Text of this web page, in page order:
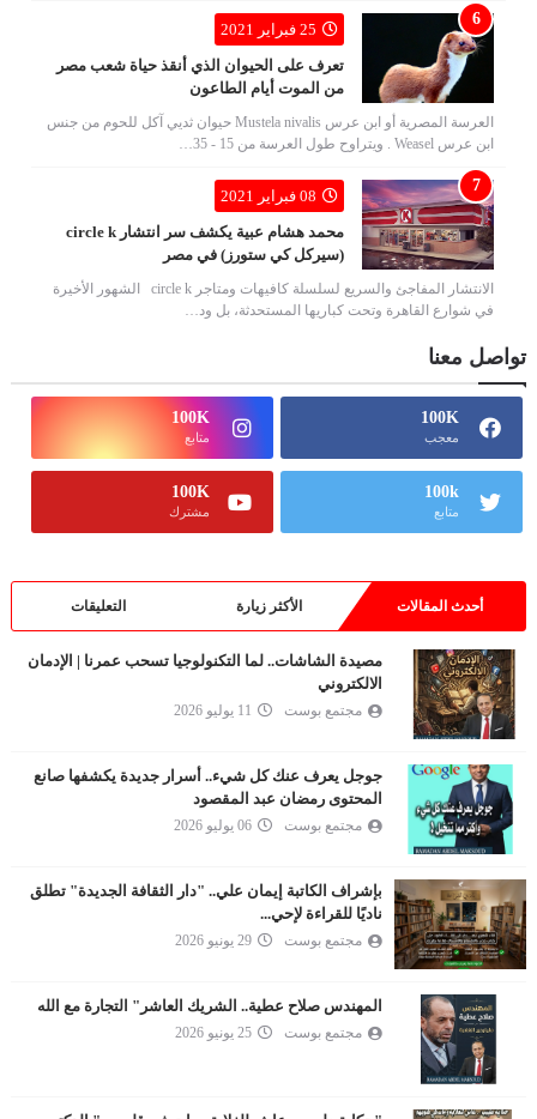
25 فبراير 2021
تعرف على الحيوان الذي أنقذ حياة شعب مصر
من الموت أيام الطاعون
العرسة المصرية أو ابن عرس Mustela nivalis حيوان ثديي آكل للحوم من جنس
ابن عرس Weasel . ويتراوح طول العرسة من 15 - 35…
08 فبراير 2021
محمد هشام عبية يكشف سر انتشار circle k
(سيركل كي ستورز) في مصر
الانتشار المفاجئ والسريع لسلسلة كافيهات ومتاجر circle k الشهور الأخيرة
في شوارع القاهرة وتحت كباريها المستحدثة، بل ود…
تواصل معنا
100K
معجب
100K
متابع
100k
متابع
100K
مشترك
أحدث المقالات الأكثر زيارة التعليقات
مصيدة الشاشات.. لما التكنولوجيا تسحب عمرنا | الإدمان
الالكتروني
مجتمع بوست 11 يوليو 2026
جوجل يعرف عنك كل شيء.. أسرار جديدة يكشفها صانع
المحتوى رمضان عبد المقصود
مجتمع بوست 06 يوليو 2026
بإشراف الكاتبة إيمان علي.. "دار الثقافة الجديدة" تطلق
ناديًا للقراءة لإحي...
مجتمع بوست 29 يونيو 2026
المهندس صلاح عطية.. الشريك العاشر" التجارة مع الله
مجتمع بوست 25 يونيو 2026